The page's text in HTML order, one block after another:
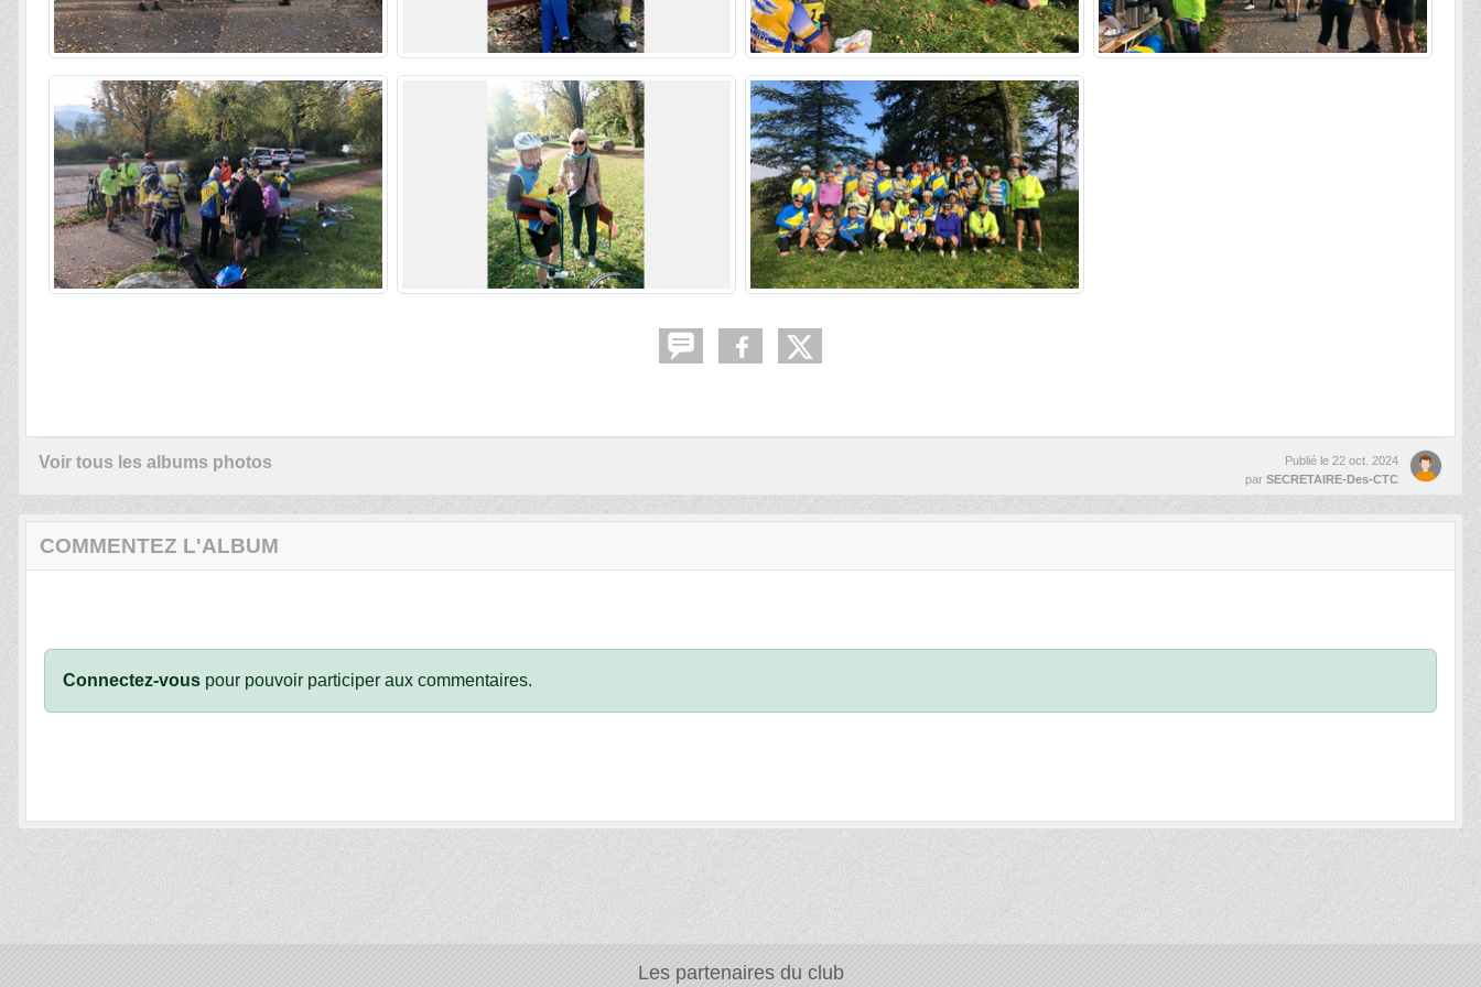
Voir tous les albums photos Publié le 22 oct. 2024
par SECRETAIRE-Des-CTC
COMMENTEZ L'ALBUM
Connectez-vous pour pouvoir participer aux commentaires.
Les partenaires du club